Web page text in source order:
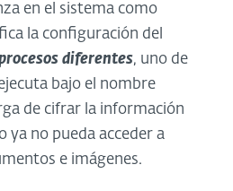
en el sistema como
la configuración del
diferentes, uno de
bajo el nombre
de cifrar la información
ya no pueda acceder a
e imágenes.